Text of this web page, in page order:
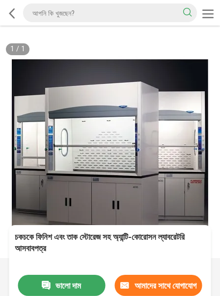
1 / 1
চকচকে ফিনিশ এবং তাক স্টোরেজ সহ অ্যান্টি-কোরোসন ল্যাবরেটরি
আসবাবপত্র
ভালো দাম আমাদের সাথে যোগাযোগ